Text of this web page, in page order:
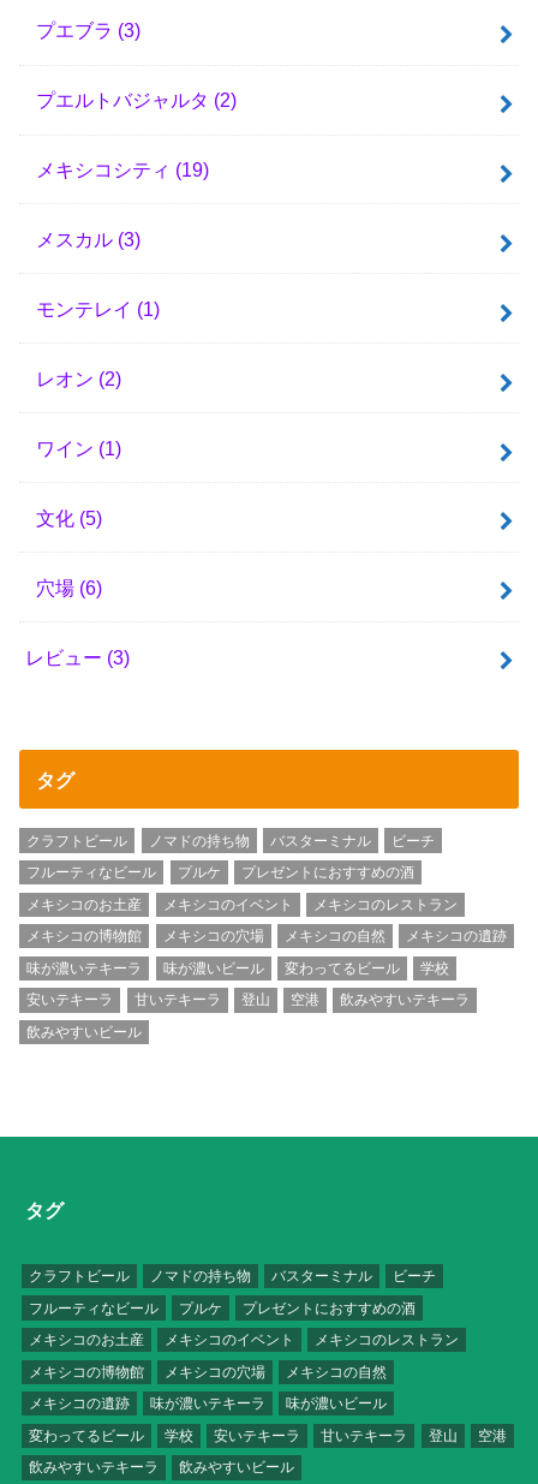
プエブラ (3)
プエルトバジャルタ (2)
メキシコシティ (19)
メスカル (3)
モンテレイ (1)
レオン (2)
ワイン (1)
文化 (5)
穴場 (6)
レビュー (3)
タグ
クラフトビール ノマドの持ち物 バスターミナル
ビーチ
フルーティなビール
プルケ
プレゼントにおすすめの酒
メキシコのお土産
メキシコのイベント
メキシコのレストラン
メキシコの博物館
メキシコの穴場 メキシコの自然
メキシコの遺跡
味が濃いテキーラ
味が濃いビール 変わってるビール
学校
安いテキーラ
甘いテキーラ 登山 空港
飲みやすいテキーラ
飲みやすいビール
タグ
クラフトビール ノマドの持ち物 バスターミナル
ビーチ
フルーティなビール
プルケ
プレゼントにおすすめの酒
メキシコのお土産
メキシコのイベント
メキシコのレストラン
メキシコの博物館
メキシコの穴場
メキシコの自然
メキシコの遺跡
味が濃いテキーラ
味が濃いビール
変わってるビール
学校 安いテキーラ 甘いテキーラ 登山
空港
飲みやすいテキーラ
飲みやすいビール